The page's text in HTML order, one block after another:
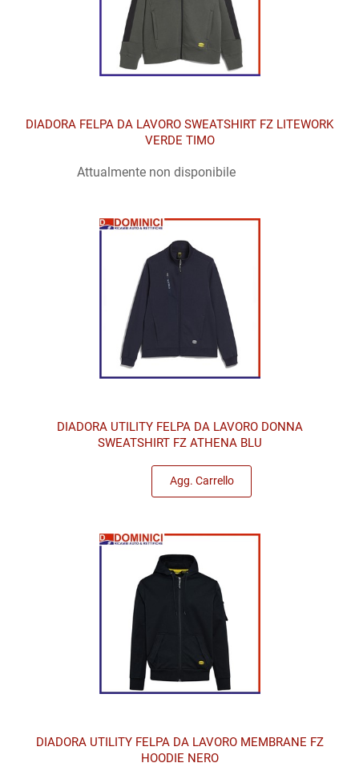
DIADORA FELPA DA LAVORO SWEATSHIRT FZ LITEWORK
VERDE TIMO
Attualmente non disponibile
DIADORA UTILITY FELPA DA LAVORO DONNA
SWEATSHIRT FZ ATHENA BLU
Quantità
Agg. Carrello
DIADORA UTILITY FELPA DA LAVORO MEMBRANE FZ
HOODIE NERO